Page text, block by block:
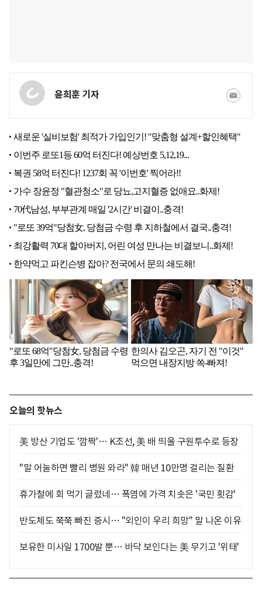
윤희훈 기자
오늘의 핫뉴스
美 방산 기업도 '깜짝'… K조선, 美 배 띄울 구원투수로 등장
"말 어눌하면 빨리 병원 와라" 韓 매년 10만명 걸리는 질환
휴가철에 회 먹기 글렀네… 폭염에 가격 치솟은 '국민 횟감'
반도체도 쭉쭉 빠진 증시… "외인이 우리 희망" 말 나온 이유
보유한 미사일 1700발 뿐… 바닥 보인다는 美 무기고 '위태'